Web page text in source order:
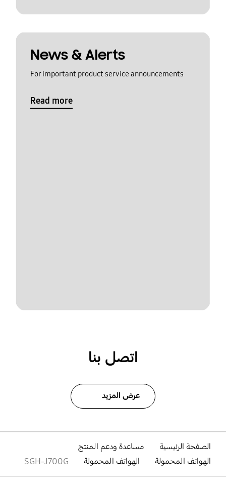
News & Alerts
For important product service announcements
Read more
اتصل بنا
عرض المزيد
الصفحة الرئيسية
مساعدة ودعم المنتج
الهواتف المحمولة
الهواتف المحمولة SGH-J700G